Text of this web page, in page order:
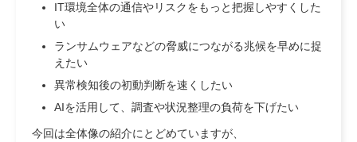
IT環境全体の通信やリスクをもっと把握しやすくした
い
ランサムウェアなどの脅威につながる兆候を早めに捉
えたい
異常検知後の初動判断を速くしたい
AIを活用して、調査や状況整理の負荷を下げたい
今回は全体像の紹介にとどめていますが、